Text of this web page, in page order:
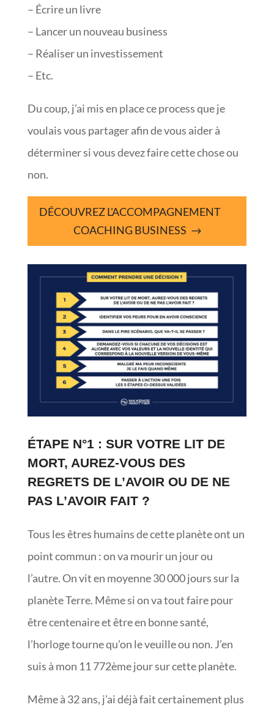
– Écrire un livre
– Lancer un nouveau business
– Réaliser un investissement
– Etc.
Du coup, j’ai mis en place ce process que je
voulais vous partager afin de vous aider à
déterminer si vous devez faire cette chose ou
non.
DÉCOUVREZ L'ACCOMPAGNEMENT
COACHING BUSINESS
ÉTAPE N°1 : SUR VOTRE LIT DE
MORT, AUREZ-VOUS DES
REGRETS DE L’AVOIR OU DE NE
PAS L’AVOIR FAIT ?
Tous les êtres humains de cette planète ont un
point commun : on va mourir un jour ou
l’autre. On vit en moyenne 30 000 jours sur la
planète Terre. Même si on va tout faire pour
être centenaire et être en bonne santé,
l’horloge tourne qu’on le veuille ou non. J’en
suis à mon 11 772ème jour sur cette planète.
Même à 32 ans, j’ai déjà fait certainement plus